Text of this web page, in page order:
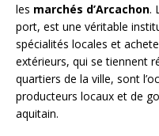
les marchés d’Arcachon.
port, est une véritable
spécialités locales et
extérieurs, qui se tiennent
quartiers de la ville, sont
producteurs locaux et de
aquitain.